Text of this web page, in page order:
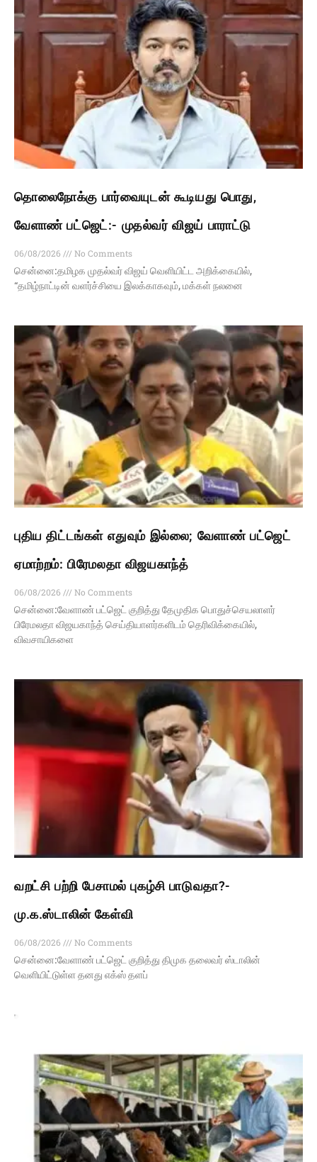
தொலைநோக்கு பார்வையுடன் கூடியது பொது,
வேளாண் பட்ஜெட்:- முதல்வர் விஜய் பாராட்டு
06/08/2026
No Comments
சென்னை:தமிழக முதல்வர் விஜய் வெளியிட்ட அறிக்கையில்,
“தமிழ்நாட்டின் வளர்ச்சியை இலக்காகவும், மக்கள் நலனை
புதிய திட்டங்கள் எதுவும் இல்லை; வேளாண் பட்ஜெட்
ஏமாற்றம்: பிரேமலதா விஜயகாந்த்
06/08/2026
No Comments
சென்னை:வேளாண் பட்ஜெட் குறித்து தேமுதிக பொதுச்செயலாளர்
பிரேமலதா விஜயகாந்த் செய்தியாளர்களிடம் தெரிவிக்கையில்,
விவசாயிகளை
வறட்சி பற்றி பேசாமல் புகழ்சி பாடுவதா?-
மு.க.ஸ்டாலின் கேள்வி
06/08/2026
No Comments
சென்னை:வேளாண் பட்ஜெட் குறித்து திமுக தலைவர் ஸ்டாலின்
வெளியிட்டுள்ள தனது எக்ஸ் தளப்